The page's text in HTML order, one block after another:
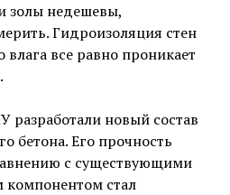
золы недешевы,
Гидроизоляция стен
влага все равно проникает
новый состав
бетона. Его прочность
с существующими
стал